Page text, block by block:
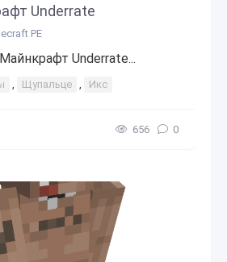
Underrate
PE
Underrate...
, Щупальце , Икс
656 0